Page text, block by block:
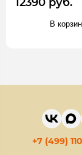
В
+7 (499)